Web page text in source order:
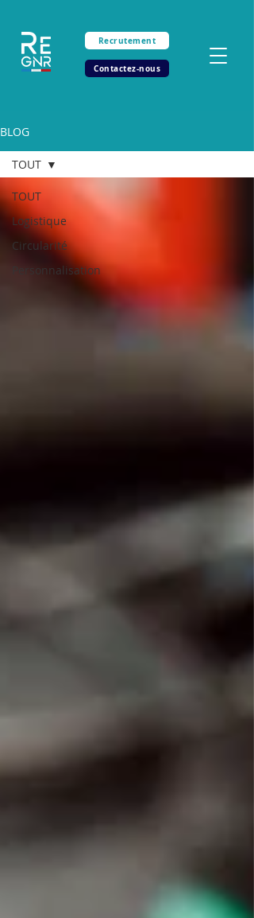
Recrutement
Contactez-nous
BLOG
TOUT
Logistique
Circularité
Personnalisation
TOUT